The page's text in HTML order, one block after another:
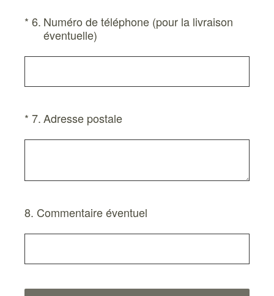
* 6. Numéro de téléphone (pour la livraison
éventuelle)
(Obligatoire)
* 7.Adresse postale
(Obligatoire)
8. Commentaire éventuel